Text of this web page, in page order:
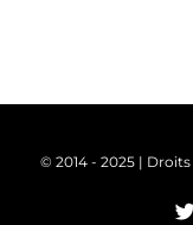
© 2014 - 2025 |